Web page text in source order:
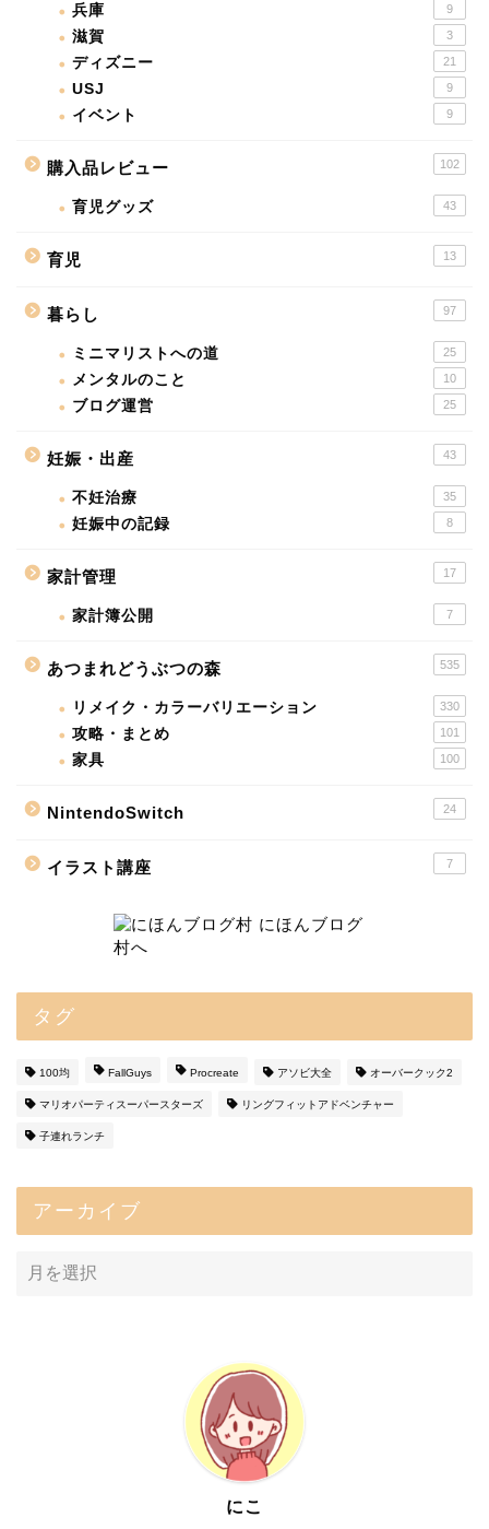
兵庫 9
滋賀 3
ディズニー 21
USJ 9
イベント 9
購入品レビュー 102
育児グッズ 43
育児 13
暮らし 97
ミニマリストへの道 25
メンタルのこと 10
ブログ運営 25
妊娠・出産 43
不妊治療 35
妊娠中の記録 8
家計管理 17
家計簿公開 7
あつまれどうぶつの森 535
リメイク・カラーバリエーション 330
攻略・まとめ 101
家具 100
NintendoSwitch 24
イラスト講座 7
タグ
100均 FallGuys Procreate アソビ大全 オーバークック2
マリオパーティスーパースターズ リングフィットアドベンチャー
子連れランチ
アーカイブ
にこ